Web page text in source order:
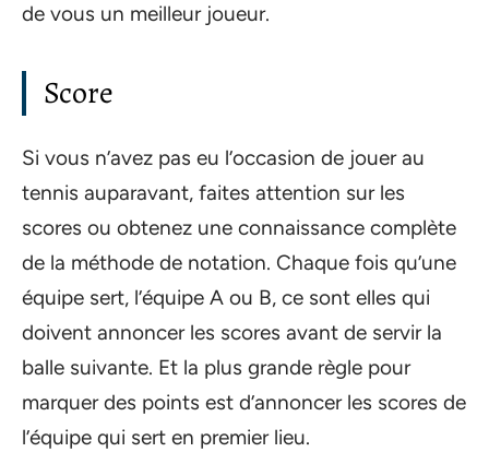
de vous un meilleur joueur.
Score
Si vous n’avez pas eu l’occasion de jouer au
tennis auparavant, faites attention sur les
scores ou obtenez une connaissance complète
de la méthode de notation. Chaque fois qu’une
équipe sert, l’équipe A ou B, ce sont elles qui
doivent annoncer les scores avant de servir la
balle suivante. Et la plus grande règle pour
marquer des points est d’annoncer les scores de
l’équipe qui sert en premier lieu.